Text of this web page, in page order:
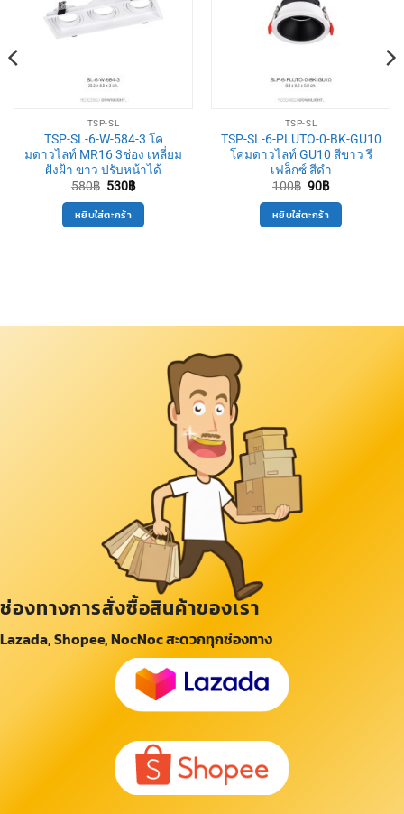
TSP-SL
TSP-SL-6-W-584-3 โค
มดาวไลท์ MR16 3ช่อง เหลี่ยม
ฝังฝ้า ขาว ปรับหน้าได้
580฿ Original
was:
580฿.
530฿Current
is:
530฿.
หยิบใส่ตะกร้า
TSP-SL
TSP-SL-6-PLUTO-0-BK-GU10
โคมดาวไลท์ GU10 สีขาว รี
เฟล็กซ์ สีดำ
100฿ Original
was:
100฿.
90฿Current
is:
90฿.
หยิบใส่ตะกร้า
ช่องทางการสั่งซื้อสินค้าของเรา
Lazada, Shopee, NocNoc สะดวกทุกช่องทาง